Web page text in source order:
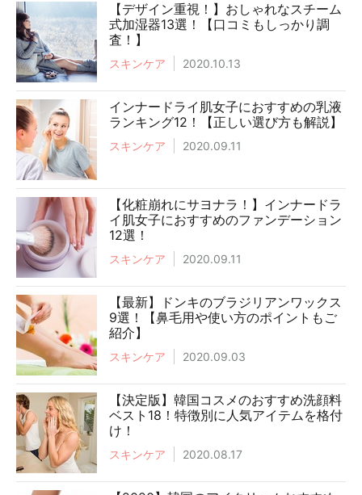
【デザイン重視！】おしゃれなスチーム
式加湿器13選！【口コミもしっかり調
査！】
スキンケア 2020.10.13
インナードライ肌女子におすすめの乳液
ランキング12！【正しい選び方も解説】
スキンケア 2020.09.11
【化粧崩れにサヨナラ！】インナードラ
イ肌女子におすすめのファンデーション
12選！
スキンケア 2020.09.11
【最新】ドンキのブラジリアンワックス
9選！【鼻毛用や使い方のポイントもご
紹介】
スキンケア 2020.09.03
【決定版】韓国コスメのおすすめ洗顔料
ベスト18！特徴別に人気アイテムを格付
け！
スキンケア 2020.08.17